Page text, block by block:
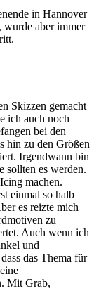
in Hannover
aber immer
Skizzen gemacht
ich auch noch
bei den
hin zu den Größen
Irgendwann bin
sollten es werden.
machen.
einmal so halb
es reizte mich
zu
Auch wenn ich
und
das Thema für
Mit Grab,